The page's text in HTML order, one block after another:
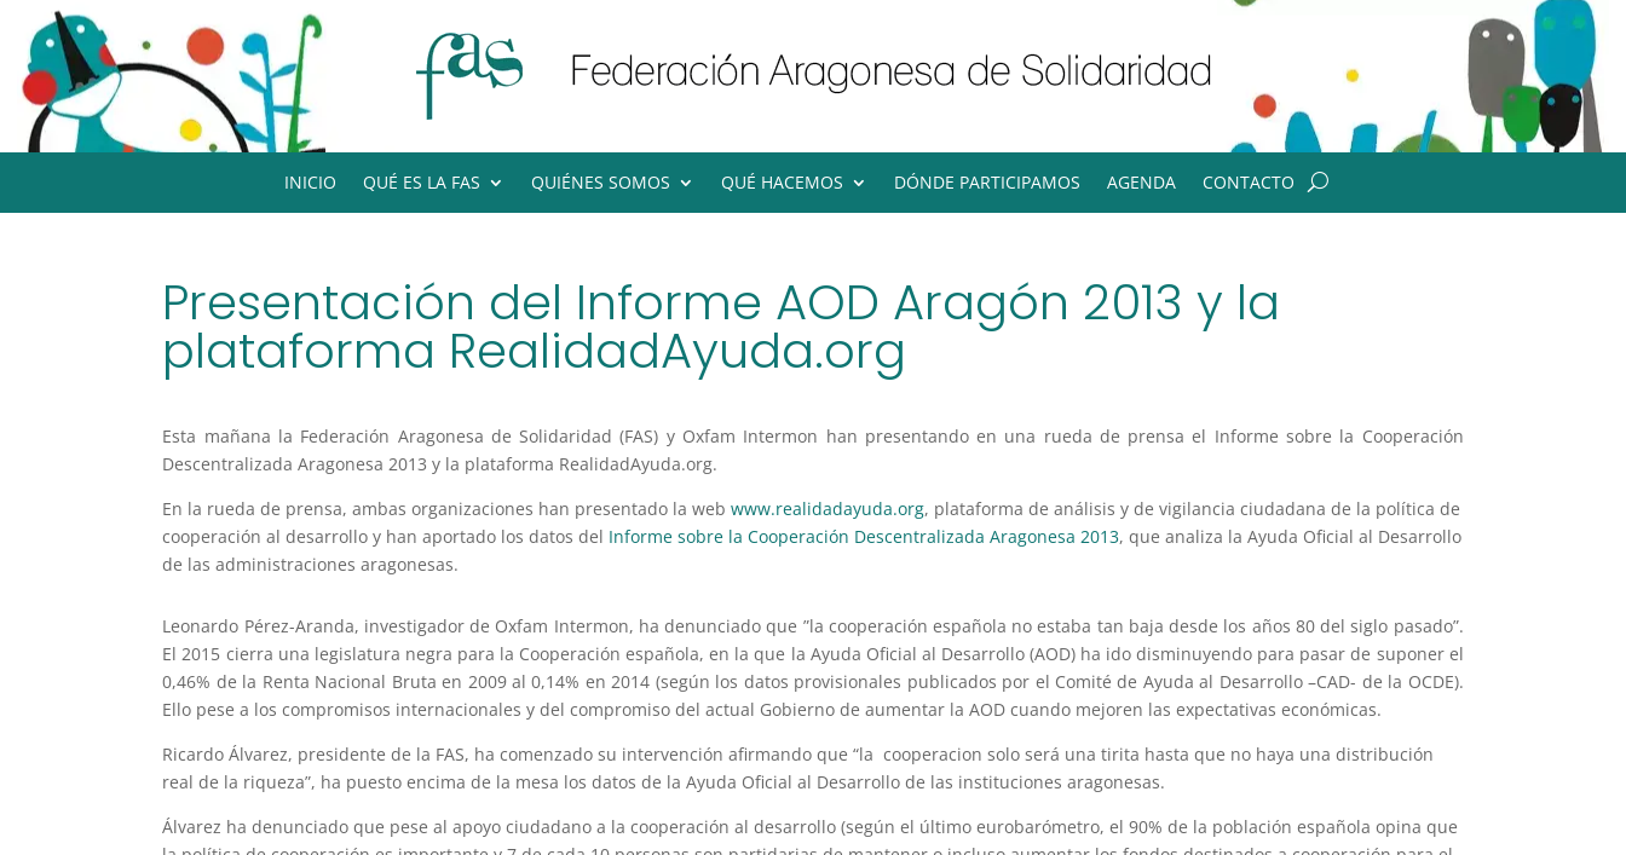
INICIO QUÉ ES LA FAS QUIÉNES SOMOS QUÉ HACEMOS DÓNDE PARTICIPAMOS AGENDA CONTACTO
Presentación del Informe AOD Aragón 2013 y la
plataforma RealidadAyuda.org
Esta mañana la Federación Aragonesa de Solidaridad (FAS) y Oxfam Intermon han presentando en una rueda de prensa el Informe sobre la Cooperación
Descentralizada Aragonesa 2013 y la plataforma RealidadAyuda.org.
En la rueda de prensa, ambas organizaciones han presentado la webwww.realidadayuda.org, plataforma de análisis y de vigilancia ciudadana de la política de
cooperación al desarrollo y han aportado los datos del Informe sobre la Cooperación Descentralizada Aragonesa 2013, que analiza la Ayuda Oficial al Desarrollo
de las administraciones aragonesas.
Leonardo Pérez-Aranda, investigador de Oxfam Intermon, ha denunciado que ”la cooperación española no estaba tan baja desde los años 80 del siglo pasado”.
El 2015 cierra una legislatura negra para la Cooperación española, en la que la Ayuda Oficial al Desarrollo (AOD) ha ido disminuyendo para pasar de suponer el
0,46% de la Renta Nacional Bruta en 2009 al 0,14% en 2014 (según los datos provisionales publicados por el Comité de Ayuda al Desarrollo –CAD- de la OCDE).
Ello pese a los compromisos internacionales y del compromiso del actual Gobierno de aumentar la AOD cuando mejoren las expectativas económicas.
Ricardo Álvarez, presidente de la FAS, ha comenzado su intervención afirmando que “la cooperacion solo será una tirita hasta que no haya una distribución
real de la riqueza”, ha puesto encima de la mesa los datos de la Ayuda Oficial al Desarrollo de las instituciones aragonesas.
Álvarez ha denunciado que pese al apoyo ciudadano a la cooperación al desarrollo (según el último eurobarómetro, el 90% de la población española opina que